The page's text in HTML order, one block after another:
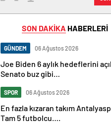
SON DAKİKA HABERLERİ
GÜNDEM 06 Ağustos 2026
Joe Biden 6 aylık hedeflerini
Senato buz gibi…
SPOR 06 Ağustos 2026
En fazla kızaran takım
Tam 5 futbolcu….